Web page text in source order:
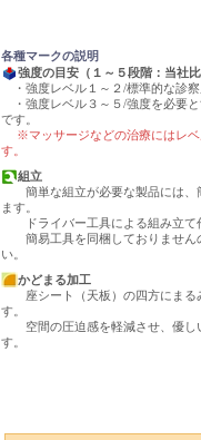
各種マークの説明
強度の目安（１～５段階：当社
・強度レベル１～２/標準的な診
・強度レベル３～５/強度を必要
です。
※マッサージなどの治療にはレ
す。
組立
簡単な組立が必要な製品には、
ます。
ドライバー工具による組み立て
簡易工具を同梱しておりません
い。
かどまる加工
座シート（天板）の四方にまる
す。
空間の圧迫感を軽減させ、優し
す。